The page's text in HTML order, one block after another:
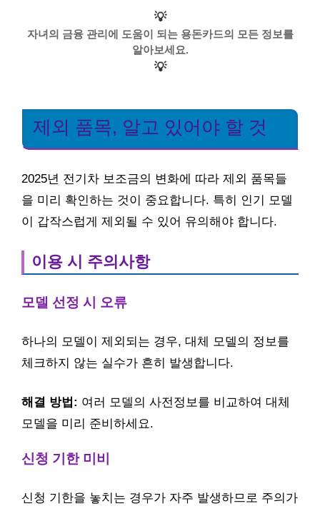
💡
자녀의 금융 관리에 도움이 되는 용돈카드의 모든 정보를
알아보세요.
💡
제외 품목, 알고 있어야 할 것
2025년 전기차 보조금의 변화에 따라 제외 품목들
을 미리 확인하는 것이 중요합니다. 특히 인기 모델
이 갑작스럽게 제외될 수 있어 유의해야 합니다.
이용 시 주의사항
모델 선정 시 오류
하나의 모델이 제외되는 경우, 대체 모델의 정보를
체크하지 않는 실수가 흔히 발생합니다.
해결 방법: 여러 모델의 사전정보를 비교하여 대체
모델을 미리 준비하세요.
신청 기한 미비
신청 기한을 놓치는 경우가 자주 발생하므로 주의가